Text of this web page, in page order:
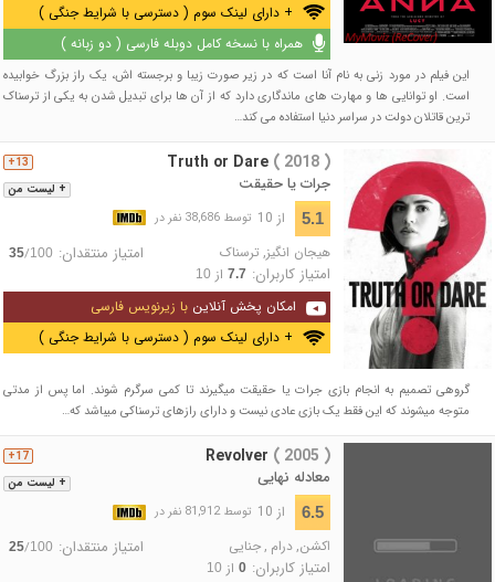
+ دارای لینک سوم ( دسترسی با شرایط جنگی )
همراه با نسخه کامل دوبله فارسی ( دو زبانه )
این فیلم در مورد زنی به نام آنا است که در زیر صورت زیبا و برجسته اش، یک راز بزرگ خوابیده
است. او توانایی ها و مهارت های ماندگاری دارد که از آن ها برای تبدیل شدن به یکی از ترسناک
ترین قاتلان دولت در سراسر دنیا استفاده می کند…
+ لیست من
13+ Truth or Dare ( 2018 )
جرات یا حقیقت
5.1 از 10 توسط 38,686 نفر در
هیجان انگیز, ترسناک امتیاز منتقدان: 35/100
امتیاز کاربران: 7.7از 10
امکان پخش آنلاین با زیرنویس فارسی
+ دارای لینک سوم ( دسترسی با شرایط جنگی )
گروهی تصمیم به انجام بازی جرات یا حقیقت می‎گیرند تا کمی سرگرم شوند. اما پس از مدتی
متوجه می‎شوند که این فقط یک بازی عادی نیست و دارای رازهای ترسناکی می‎باشد که…
+ لیست من
17+ Revolver ( 2005 )
معادله نهایی
6.5 از 10 توسط 81,912 نفر در
اکشن,درام ,جنایی امتیاز منتقدان: 25/100
امتیاز کاربران: 0از 10